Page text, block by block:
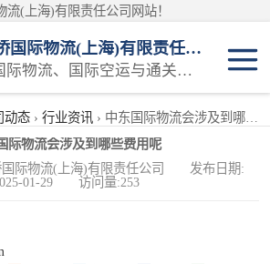
(上海)有限责任公司网站！
康捷远桥国际物流(上海)有限责任公司
专注于国际物流、国际空运与通关一体化一站式物流服务商
动态 › 行业资讯 › 中东国际物流会涉及到哪些费用呢
际物流会涉及到哪些费用呢
国际物流(上海)有限责任公司 发布日期:
01-29 访问量:253